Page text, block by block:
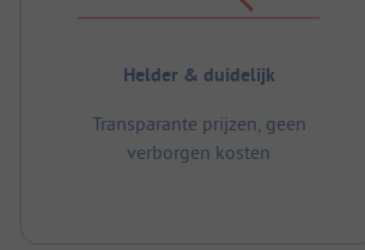
Helder & duidelijk
Transparante prijzen, geen
verborgen kosten